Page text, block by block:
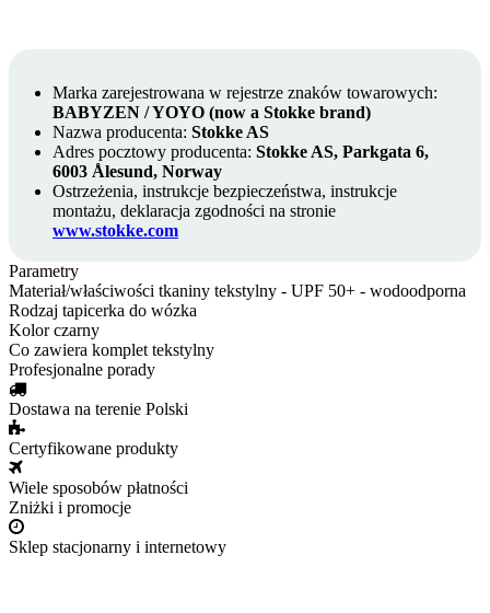
Marka zarejestrowana w rejestrze znaków towarowych:
BABYZEN / YOYO (now a Stokke brand)
Nazwa producenta: Stokke AS
Adres pocztowy producenta: Stokke AS, Parkgata 6,
6003 Ålesund, Norway
Ostrzeżenia, instrukcje bezpieczeństwa, instrukcje
montażu, deklaracja zgodności na stronie
www.stokke.com
Parametry
Materiał/właściwości tkaniny tekstylny - UPF 50+ - wodoodporna
Rodzaj tapicerka do wózka
Kolor czarny
Co zawiera komplet tekstylny
Profesjonalne porady
Dostawa na terenie Polski
Certyfikowane produkty
Wiele sposobów płatności
Zniżki i promocje
Sklep stacjonarny i internetowy